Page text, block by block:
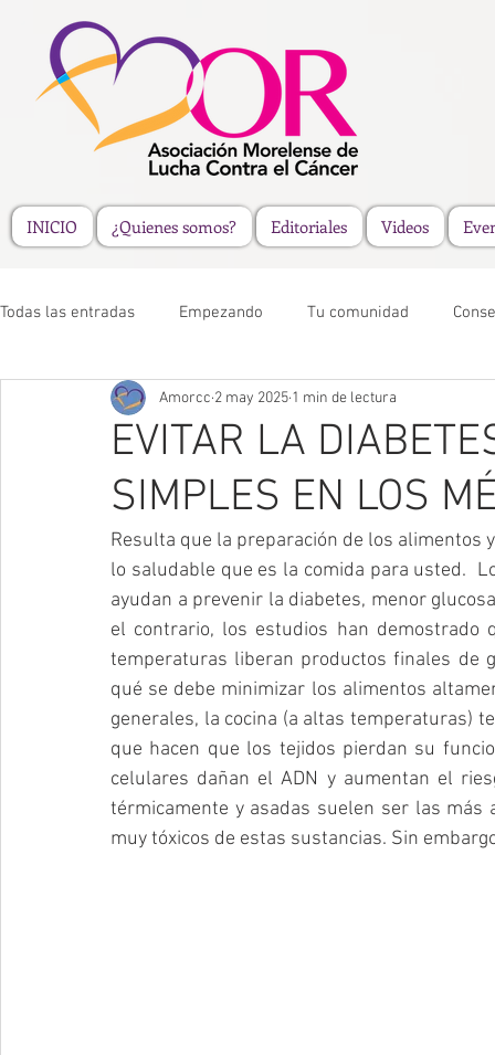
INICIO ¿Quienes somos? Editoriales Videos
Todas las entradas Empezando Tu comunidad
EVITAR LA
SIMPLES EN LOS
Amorcc 2 may 2025 1 min de lectura
Resulta que la preparación de los alimentos
lo saludable que es la comida para usted.
ayudan a prevenir la diabetes, menor
el contrario, los estudios han demostrado
temperaturas liberan productos finales de
qué se debe minimizar los alimentos
generales, la cocina (a altas temperaturas)
que hacen que los tejidos pierdan su
celulares dañan el ADN y aumentan el
térmicamente y asadas suelen ser las
muy tóxicos de estas sustancias. Sin